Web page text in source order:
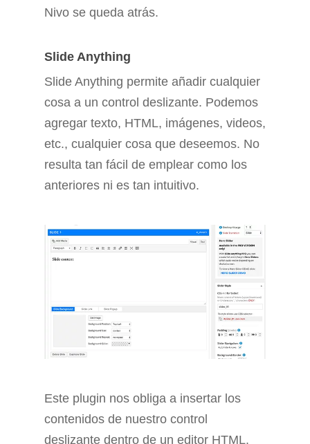
Nivo se queda atrás.
Slide Anything
Slide Anything permite añadir cualquier
cosa a un control deslizante. Podemos
agregar texto, HTML, imágenes, videos,
etc., cualquier cosa que deseemos. No
resulta tan fácil de emplear como los
anteriores ni es tan intuitivo.
Este plugin nos obliga a insertar los
contenidos de nuestro control
deslizante dentro de un editor HTML.